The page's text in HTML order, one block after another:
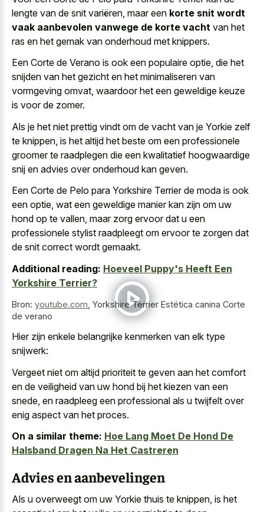
lengte van de snit variëren, maar een korte snit wordt
vaak aanbevolen vanwege de korte vacht van het
ras en het gemak van onderhoud met knippers.
Een Corte de Verano is ook een populaire optie, die het
snijden van het gezicht en het minimaliseren van
vormgeving omvat, waardoor het een geweldige keuze
is voor de zomer.
Als je het niet prettig vindt om de vacht van je Yorkie zelf
te knippen, is het altijd het beste om een professionele
groomer te raadplegen die een kwalitatief hoogwaardige
snij en advies over onderhoud kan geven.
Een Corte de Pelo para Yorkshire Terrier de moda is ook
een optie, wat een geweldige manier kan zijn om uw
hond op te vallen, maar zorg ervoor dat u een
professionele stylist raadpleegt om ervoor te zorgen dat
de snit correct wordt gemaakt.
Additional reading: Hoeveel Puppy's Heeft Een
Yorkshire Terrier?
Bron: youtube.com Yorkshire Terrier Estética canina Corte
de verano
Hier zijn enkele belangrijke kenmerken van elk type
snijwerk:
Vergeet niet om altijd prioriteit te geven aan het comfort
en de veiligheid van uw hond bij het kiezen van een
snede, en raadpleeg een professional als u twijfelt over
enig aspect van het proces.
On a similar theme: Hoe Lang Moet De Hond De
Halsband Dragen Na Het Castreren
Advies en aanbevelingen
Als u overweegt om uw Yorkie thuis te knippen, is het